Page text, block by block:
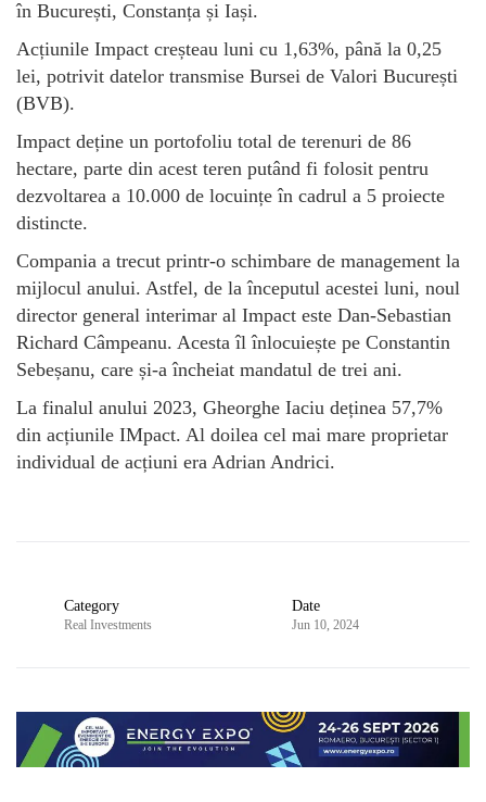
în București, Constanța și Iași.
Acțiunile Impact creșteau luni cu 1,63%, până la 0,25
lei, potrivit datelor transmise Bursei de Valori București
(BVB).
Impact deține un portofoliu total de terenuri de 86
hectare, parte din acest teren putând fi folosit pentru
dezvoltarea a 10.000 de locuințe în cadrul a 5 proiecte
distincte.
Compania a trecut printr-o schimbare de management la
mijlocul anului. Astfel, de la începutul acestei luni, noul
director general interimar al Impact este Dan-Sebastian
Richard Câmpeanu. Acesta îl înlocuiește pe Constantin
Sebeșanu, care și-a încheiat mandatul de trei ani.
La finalul anului 2023, Gheorghe Iaciu deținea 57,7%
din acțiunile IMpact. Al doilea cel mai mare proprietar
individual de acțiuni era Adrian Andrici.
Category
Real Investments
Date
Jun 10, 2024